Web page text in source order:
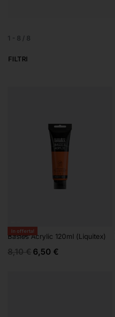
1 8 / 8
FILTRI
In offerta!
Scegli
Basics Acrylic 120ml (Liquitex)
8,10€ 6,50 €